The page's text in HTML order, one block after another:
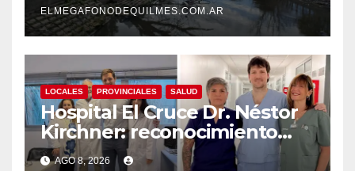
ELMEGAFONODEQUILMES.COM.AR
LOCALES PROVINCIALES SALUD
Hospital El Cruce Dr. Néstor
Kirchner: reconocimiento
internacional a la calidad de
AGO 8, 2026